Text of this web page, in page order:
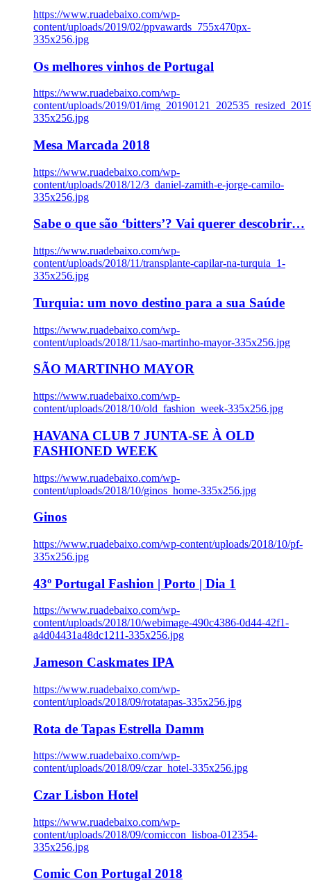
https://www.ruadebaixo.com/wp-
content/uploads/2019/02/ppvawards_755x470px-
335x256.jpg
Os melhores vinhos de Portugal
https://www.ruadebaixo.com/wp-
content/uploads/2019/01/
335x256.jpg
Mesa Marcada 2018
https://www.ruadebaixo.com/wp-
content/uploads/2018/12/3_daniel-zamith-e-jorge-camilo-
335x256.jpg
Sabe o que são ‘bitters’? Vai querer descobrir…
https://www.ruadebaixo.com/wp-
content/uploads/2018/11/transplante-capilar-na-turquia_1-
335x256.jpg
Turquia: um novo destino para a sua Saúde
https://www.ruadebaixo.com/wp-
content/uploads/2018/11/sao-martinho-mayor-335x256.jpg
SÃO MARTINHO MAYOR
https://www.ruadebaixo.com/wp-
content/uploads/2018/10/old_fashion_week-335x256.jpg
HAVANA CLUB 7 JUNTA-SE À OLD
FASHIONED WEEK
https://www.ruadebaixo.com/wp-
content/uploads/2018/10/ginos_home-335x256.jpg
Ginos
https://www.ruadebaixo.com/wp-content/uploads/2018/10/pf-
335x256.jpg
43º Portugal Fashion | Porto | Dia 1
https://www.ruadebaixo.com/wp-
content/uploads/2018/10/webimage-490c4386-0d44-42f1-
a4d04431a48dc1211-335x256.jpg
Jameson Caskmates IPA
https://www.ruadebaixo.com/wp-
content/uploads/2018/09/rotatapas-335x256.jpg
Rota de Tapas Estrella Damm
https://www.ruadebaixo.com/wp-
content/uploads/2018/09/czar_hotel-335x256.jpg
Czar Lisbon Hotel
https://www.ruadebaixo.com/wp-
content/uploads/2018/09/comiccon_lisboa-012354-
335x256.jpg
Comic Con Portugal 2018